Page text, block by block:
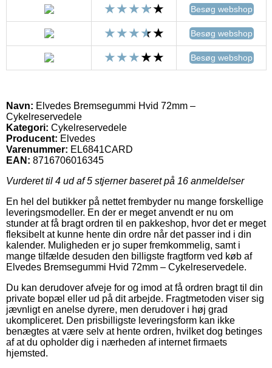
Besøg webshop
Besøg webshop
Besøg webshop
Navn: Elvedes Bremsegummi Hvid 72mm –
Cykelreservedele
Kategori: Cykelreservedele
Producent: Elvedes
Varenummer: EL6841CARD
EAN: 8716706016345
Vurderet til 4 ud af 5 stjerner baseret på 16 anmeldelser
En hel del butikker på nettet frembyder nu mange forskellige
leveringsmodeller. En der er meget anvendt er nu om
stunder at få bragt ordren til en pakkeshop, hvor det er meget
fleksibelt at kunne hente din ordre når det passer ind i din
kalender. Muligheden er jo super fremkommelig, samt i
mange tilfælde desuden den billigste fragtform ved køb af
Elvedes Bremsegummi Hvid 72mm – Cykelreservedele.
Du kan derudover afveje for og imod at få ordren bragt til din
private bopæl eller ud på dit arbejde. Fragtmetoden viser sig
jævnligt en anelse dyrere, men derudover i høj grad
ukompliceret. Den prisbilligste leveringsform kan ikke
benægtes at være selv at hente ordren, hvilket dog betinges
af at du opholder dig i nærheden af internet firmaets
hjemsted.